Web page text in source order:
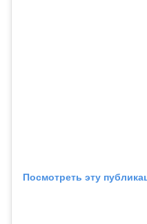
Посмотреть эту